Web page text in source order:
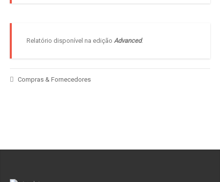
Relatório disponível na edição Advanced.
Compras & Fornecedores